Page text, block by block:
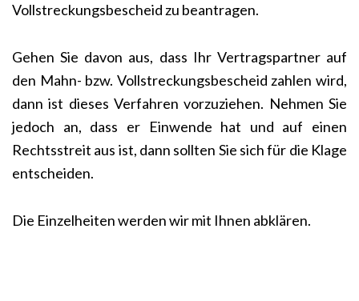
Vollstreckungsbescheid zu beantragen.
Gehen Sie davon aus, dass Ihr Vertragspartner auf
den Mahn- bzw. Vollstreckungsbescheid zahlen wird,
dann ist dieses Verfahren vorzuziehen. Nehmen Sie
jedoch an, dass er Einwende hat und auf einen
Rechtsstreit aus ist, dann sollten Sie sich für die Klage
entscheiden.
Die Einzelheiten werden wir mit Ihnen abklären.